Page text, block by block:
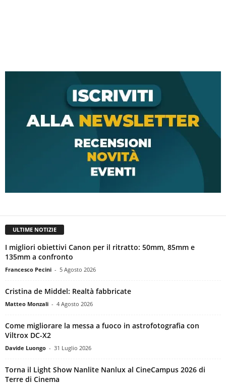
ULTIME NOTIZIE
I migliori obiettivi Canon per il ritratto: 50mm, 85mm e
135mm a confronto
Francesco Pecini - 5 Agosto 2026
Cristina de Middel: Realtà fabbricate
Matteo Monzali - 4 Agosto 2026
Come migliorare la messa a fuoco in astrofotografia con
Viltrox DC-X2
Davide Luongo - 31 Luglio 2026
Torna il Light Show Nanlite Nanlux al CineCampus 2026 di
Terre di Cinema